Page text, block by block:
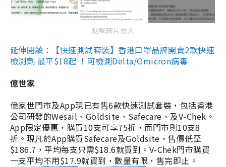
點擊圖片放大
延伸閱讀：【快速測試套裝】香港口罩品牌開賣2款快速
檢測劑 最平$18起 ！可檢測Delta/Omicron病毒
億世家
億家世門市及App現已有售6款快速測試套裝，包括香港
公司研發的Wesail、Goldsite、Safecare、及V-Chek。
App限定優惠，購買10支可享75折，而門市則10支8
折。現凡於App購買Safecare及Goldsite，售價低至
$186.7，平均每支只需$18.6就買到。V-Chek門市購買
一支平均不用$17.9就買到，數量有限，售完即止。